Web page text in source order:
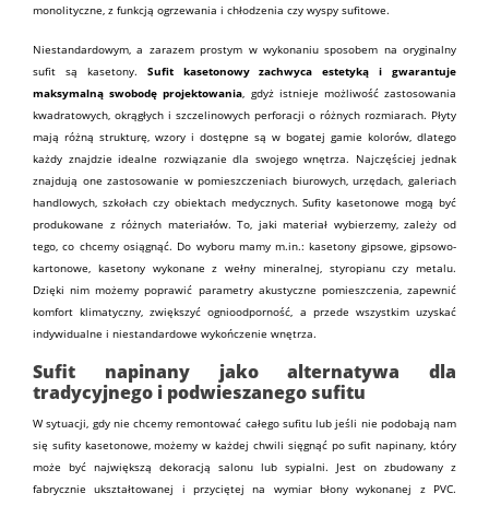
monolityczne, z funkcją ogrzewania i chłodzenia czy wyspy sufitowe.
Niestandardowym, a zarazem prostym w wykonaniu sposobem na oryginalny
sufit są kasetony. Sufit kasetonowyzachwyca estetyką i gwarantuje
maksymalną swobodę projektowania , gdyż istnieje możliwość zastosowania
kwadratowych, okrągłych i szczelinowych perforacji o różnych rozmiarach. Płyty
mają różną strukturę, wzory i dostępne są w bogatej gamie kolorów, dlatego
każdy znajdzie idealne rozwiązanie dla swojego wnętrza. Najczęściej jednak
znajdują one zastosowanie w pomieszczeniach biurowych, urzędach, galeriach
handlowych, szkołach czy obiektach medycznych. Sufity kasetonowe mogą być
produkowane z różnych materiałów. To, jaki materiał wybierzemy, zależy od
tego, co chcemy osiągnąć. Do wyboru mamy m.in.: kasetony gipsowe, gipsowo-
kartonowe, kasetony wykonane z wełny mineralnej, styropianuczy metalu.
Dzięki nim możemy poprawić parametry akustyczne pomieszczenia, zapewnić
komfort klimatyczny, zwiększyć ognioodporność, a przede wszystkim uzyskać
indywidualne i niestandardowe wykończenie wnętrza.
Sufit napinany jako alternatywa dla
tradycyjnego i podwieszanego sufitu
W sytuacji, gdy nie chcemy remontować całego sufitu lub jeśli nie podobają nam
się sufity kasetonowe , możemy w każdej chwili sięgnąć po sufit napinany, który
może być największą dekoracją salonu lub sypialni. Jest on zbudowany z
fabrycznie ukształtowanej i przyciętej na wymiar błony wykonanej z PVC.